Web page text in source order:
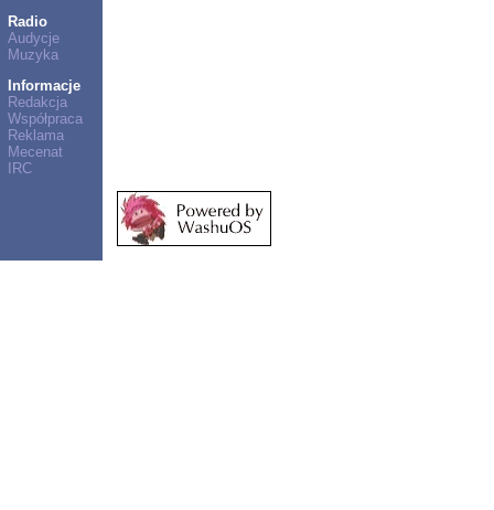
Radio
Audycje
Muzyka
Informacje
Redakcja
Współpraca
Reklama
Mecenat
IRC